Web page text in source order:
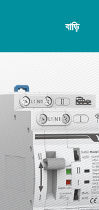
বাড়ি